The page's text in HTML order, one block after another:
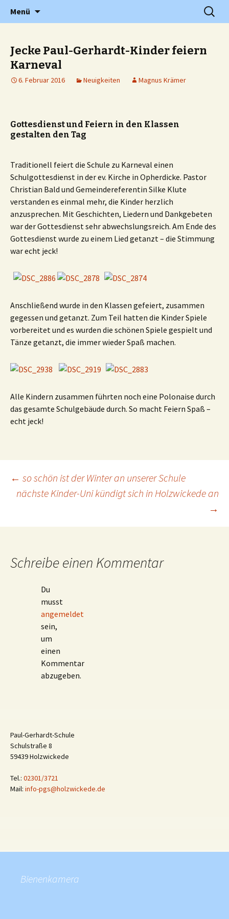
PGS
Grundschule in Holzwickede Hengsen
Menü
Suchen
nach:
Jecke Paul-Gerhardt-Kinder feiern
Karneval
6. Februar 2016 Neuigkeiten Magnus Krämer
Gottesdienst und Feiern in den Klassen
gestalten den Tag
Traditionell feiert die Schule zu Karneval einen
Schulgottesdienst in der ev. Kirche in Opherdicke. Pastor
Christian Bald und Gemeindereferentin Silke Klute
verstanden es einmal mehr, die Kinder herzlich
anzusprechen. Mit Geschichten, Liedern und Dankgebeten
war der Gottesdienst sehr abwechslungsreich. Am Ende des
Gottesdienst wurde zu einem Lied getanzt – die Stimmung
war echt jeck!
Anschließend wurde in den Klassen gefeiert, zusammen
gegessen und getanzt. Zum Teil hatten die Kinder Spiele
vorbereitet und es wurden die schönen Spiele gespielt und
Tänze getanzt, die immer wieder Spaß machen.
Alle Kindern zusammen führten noch eine Polonaise durch
das gesamte Schulgebäude durch. So macht Feiern Spaß –
echt jeck!
Beitragsnavigation
← so schön ist der Winter an unserer Schule
nächste Kinder-Uni kündigt sich in Holzwickede an
→
Schreibe einen Kommentar
Du
musst
angemeldet
sein,
um
einen
Kommentar
abzugeben.
Paul-Gerhardt-Schule
Schulstraße 8
59439 Holzwickede
Tel.: 02301/3721
Mail: info-pgs@holzwickede.de
Bienenkamera